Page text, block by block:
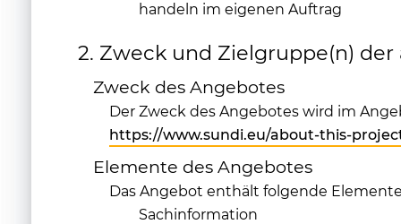
handeln im eigenen Auftrag
2. Zweck und Zielgruppe(n)
Zweck des Angebotes
Der Zweck des Angebotes wird im
https://www.sundi.eu/about-this-
Elemente des Angebotes
Das Angebot enthält folgende
Sachinformation